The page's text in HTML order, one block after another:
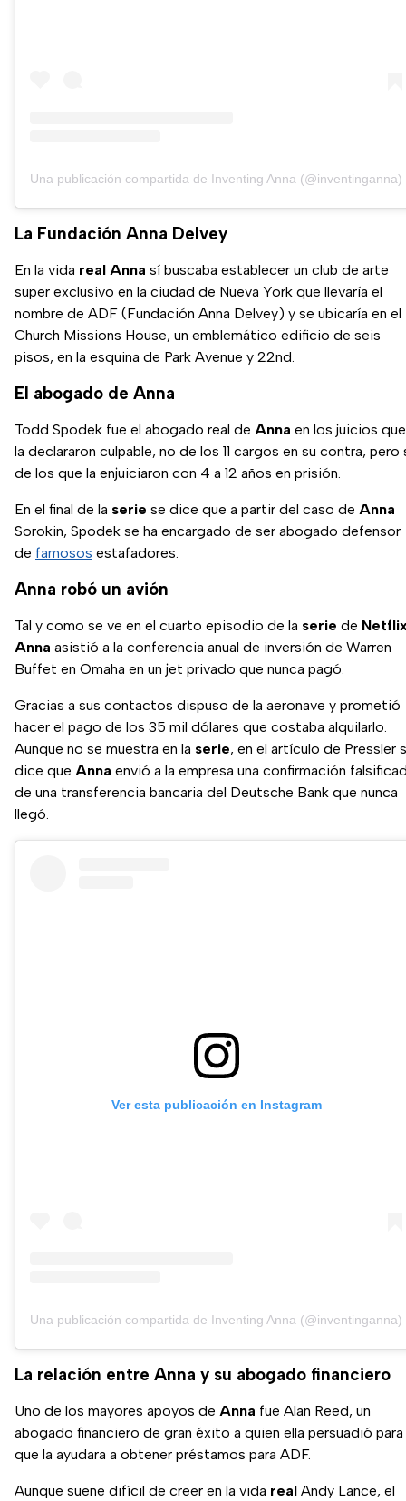
Una publicación compartida de Inventing Anna (@inventinganna)
La Fundación Anna Delvey
En la vida real Anna sí buscaba establecer un club de arte
super exclusivo en la ciudad de Nueva York que llevaría el
nombre de ADF (Fundación Anna Delvey) y se ubicaría en el
Church Missions House, un emblemático edificio de seis
pisos, en la esquina de Park Avenue y 22nd.
El abogado de Anna
Todd Spodek fue el abogado real de Anna en los juicios que
la declararon culpable, no de los 11 cargos en su contra, pero
de los que la enjuiciaron con 4 a 12 años en prisión.
En el final de la serie se dice que a partir del caso de Anna
Sorokin, Spodek se ha encargado de ser abogado defensor
de famosos estafadores.
Anna robó un avión
Tal y como se ve en el cuarto episodio de la serie de
Anna asistió a la conferencia anual de inversión de Warren
Buffet en Omaha en un jet privado que nunca pagó.
Gracias a sus contactos dispuso de la aeronave y prometió
hacer el pago de los 35 mil dólares que costaba alquilarlo.
Aunque no se muestra en la serie, en el artículo de Pressler
dice que Anna envió a la empresa una confirmación
de una transferencia bancaria del Deutsche Bank que nunca
llegó.
Ver esta publicación en Instagram
Una publicación compartida de Inventing Anna (@inventinganna)
La relación entre Anna y su abogado financiero
Uno de los mayores apoyos de Anna fue Alan Reed, un
abogado financiero de gran éxito a quien ella persuadió para
que la ayudara a obtener préstamos para ADF.
Aunque suene difícil de creer en la vida real Andy Lance, el